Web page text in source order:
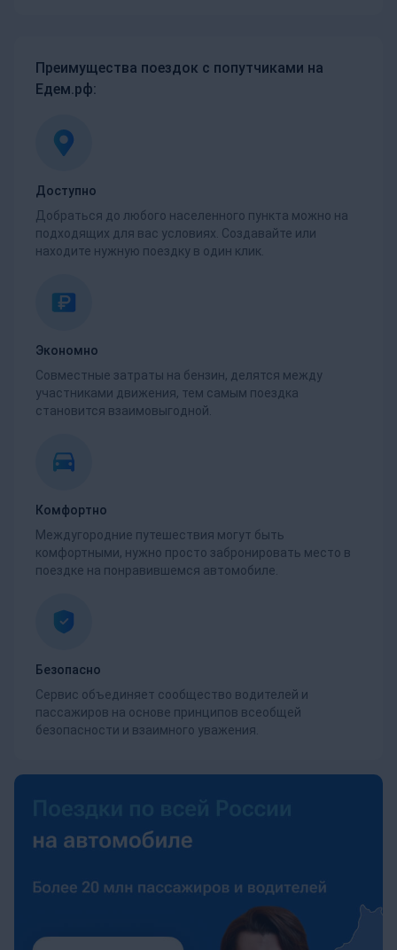
Преимущества поездок с попутчиками на
Едем.рф:
Доступно
Добраться до любого населенного пункта можно на
подходящих для вас условиях. Создавайте или
находите нужную поездку в один клик.
Экономно
Совместные затраты на бензин, делятся между
участниками движения, тем самым поездка
становится взаимовыгодной.
Комфортно
Междугородние путешествия могут быть
комфортными, нужно просто забронировать место в
поездке на понравившемся автомобиле.
Безопасно
Сервис объединяет сообщество водителей и
пассажиров на основе принципов всеобщей
безопасности и взаимного уважения.